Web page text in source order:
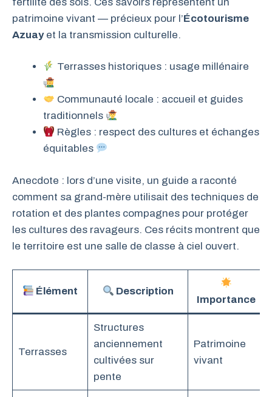
patrimoine vivant — précieux pour l’Écotourisme
Azuayet la transmission culturelle.
Terrasses historiques : usage millénaire
Communauté locale : accueil et guides
traditionnels
Règles : respect des cultures et échanges
équitables
Anecdote : lors d’une visite, un guide a raconté
comment sa grand-mère utilisait des techniques de
rotation et des plantes compagnes pour protéger
les cultures des ravageurs. Ces récits montrent que
le territoire est une salle de classe à ciel ouvert.
Élément Description
Importance
Terrasses
Structures
anciennement
cultivées sur
pente
Patrimoine
vivant